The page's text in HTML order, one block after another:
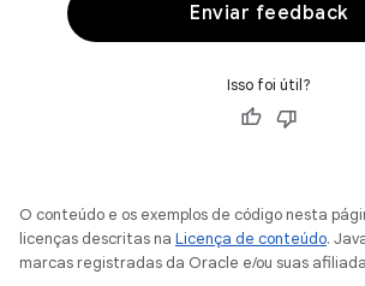
Enviar feedback
Isso foi útil?
O conteúdo e os exemplos de código nesta
licenças descritas na Licença de conteúdo.
marcas registradas da Oracle e/ou suas